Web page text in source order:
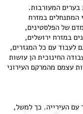
בערים המעורבות.
המתנחלים במזרח
של הפלסטינים,
במזרח ירושלים,
לעבוד עם כל המגזרים,
החינוכית הן עושות
עצמם מהמרקם העירוני
עם העירייה. כך למשל,